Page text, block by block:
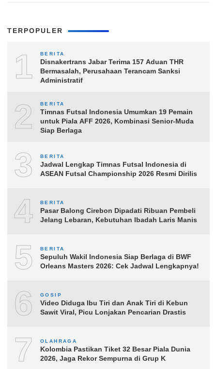
TERPOPULER
1 BERITA
Disnakertrans Jabar Terima 157 Aduan THR
Bermasalah, Perusahaan Terancam Sanksi
Administratif
2 BERITA
Timnas Futsal Indonesia Umumkan 19 Pemain
untuk Piala AFF 2026, Kombinasi Senior-Muda
Siap Berlaga
3 BERITA
Jadwal Lengkap Timnas Futsal Indonesia di
ASEAN Futsal Championship 2026 Resmi Dirilis
4 BERITA
Pasar Balong Cirebon Dipadati Ribuan Pembeli
Jelang Lebaran, Kebutuhan Ibadah Laris Manis
5 BERITA
Sepuluh Wakil Indonesia Siap Berlaga di BWF
Orleans Masters 2026: Cek Jadwal Lengkapnya!
6 GOSIP
Video Diduga Ibu Tiri dan Anak Tiri di Kebun
Sawit Viral, Picu Lonjakan Pencarian Drastis
7 OLAHRAGA
Kolombia Pastikan Tiket 32 Besar Piala Dunia
2026, Jaga Rekor Sempurna di Grup K